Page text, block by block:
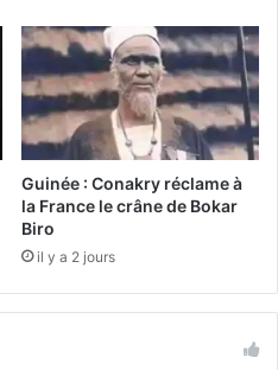
Guinée : Conakry réclame à
la France le crâne de Bokar
Biro
il y a 2 jours